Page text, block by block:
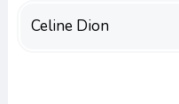
Celine Dion